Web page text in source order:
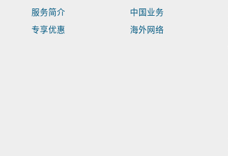
服务简介
专享优惠
中国业务
海外网络